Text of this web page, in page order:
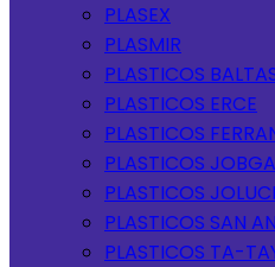
PLASEX
PLASMIR
PLASTICOS
PLASTICOS ERCE
PLASTICOS
PLASTICOS
PLASTICOS
PLASTICOS SAN
PLASTICOS TA-